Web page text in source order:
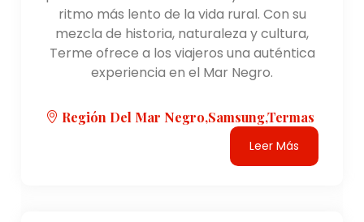
ritmo más lento de la vida rural. Con su
mezcla de historia, naturaleza y cultura,
Terme ofrece a los viajeros una auténtica
experiencia en el Mar Negro.
Región Del Mar Negro,Samsung,Termas
Leer Más